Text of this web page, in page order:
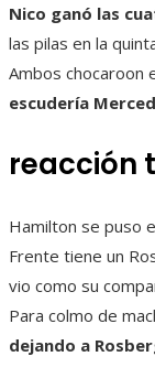
Nico ganó las
las pilas en la
Ambos chocaroon
escudería
reacción
Hamilton se puso
Frente tiene un
vio como su
Para colmo de
dejando a